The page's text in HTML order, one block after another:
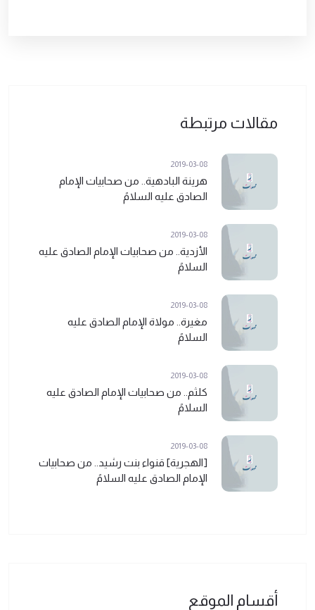
مقالات مرتبطة
2019-03-08
هرينة البادهية.. من صحابيات الإمام
الصادق عليه السلامً
2019-03-08
الأزدية.. من صحابيات الإمام الصادق عليه
السلامً
2019-03-08
مغيرة.. مولاة الإمام الصادق عليه
السلامً
2019-03-08
كلثم.. من صحابيات الإمام الصادق عليه
السلامً
2019-03-08
[الهجرية] قنواء بنت رشيد.. من صحابيات
الإمام الصادق عليه السلامً
أقسام الموقع